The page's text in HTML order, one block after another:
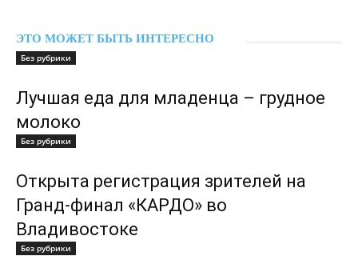
ЭТО МОЖЕТ БЫТЬ ИНТЕРЕСНО
Без рубрики
Лучшая еда для младенца – грудное
молоко
Без рубрики
Открыта регистрация зрителей на
Гранд-финал «КАРДО» во
Владивостоке
Без рубрики